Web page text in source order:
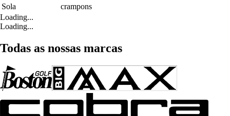
Sola
crampons
Loading...
Loading...
Todas as nossas marcas